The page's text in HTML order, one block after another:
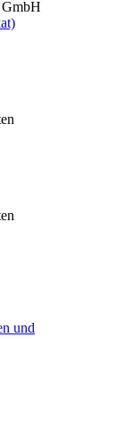
und